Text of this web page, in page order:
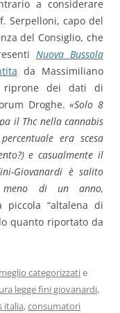
a considerare
Serpelloni, capo del
del Consiglio, che
Nuova Bussola
da Massimiliano
dei dati di
Droghe.«Solo 8
il Thc nella cannabis
era scesa
e casualmente il
Giovanardi è salito
di un anno,
piccola “altalena di
quanto riportato da
categorizzatie
legge fini giovanardi,
italia,consumatori